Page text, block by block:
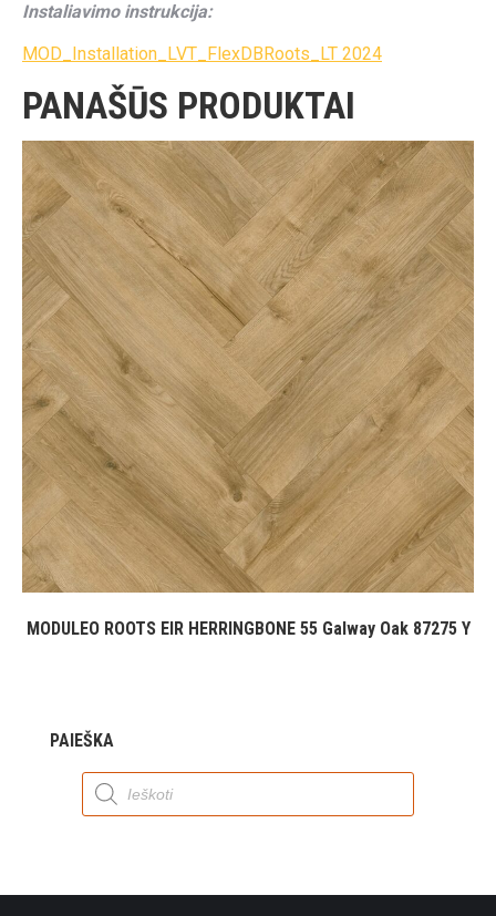
Instaliavimo instrukcija:
MOD_Installation_LVT_FlexDBRoots_LT 2024
PANAŠŪS PRODUKTAI
MODULEO ROOTS EIR HERRINGBONE 55 Galway Oak 87275 Y
PAIEŠKA
Products
search